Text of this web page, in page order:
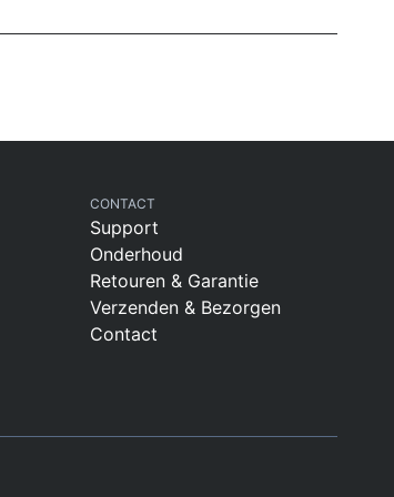
CONTACT
Support
Onderhoud
Retouren & Garantie
Verzenden & Bezorgen
Contact